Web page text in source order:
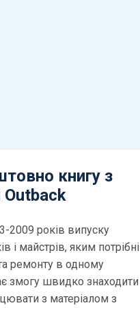
книгу з
Outback
2009 років випуску
і майстрів, яким потрібні
ремонту в одному
змогу швидко знаходити
з матеріалом з